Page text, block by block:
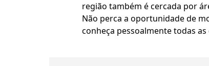
região também é cercada por
Não perca a oportunidade de
conheça pessoalmente todas